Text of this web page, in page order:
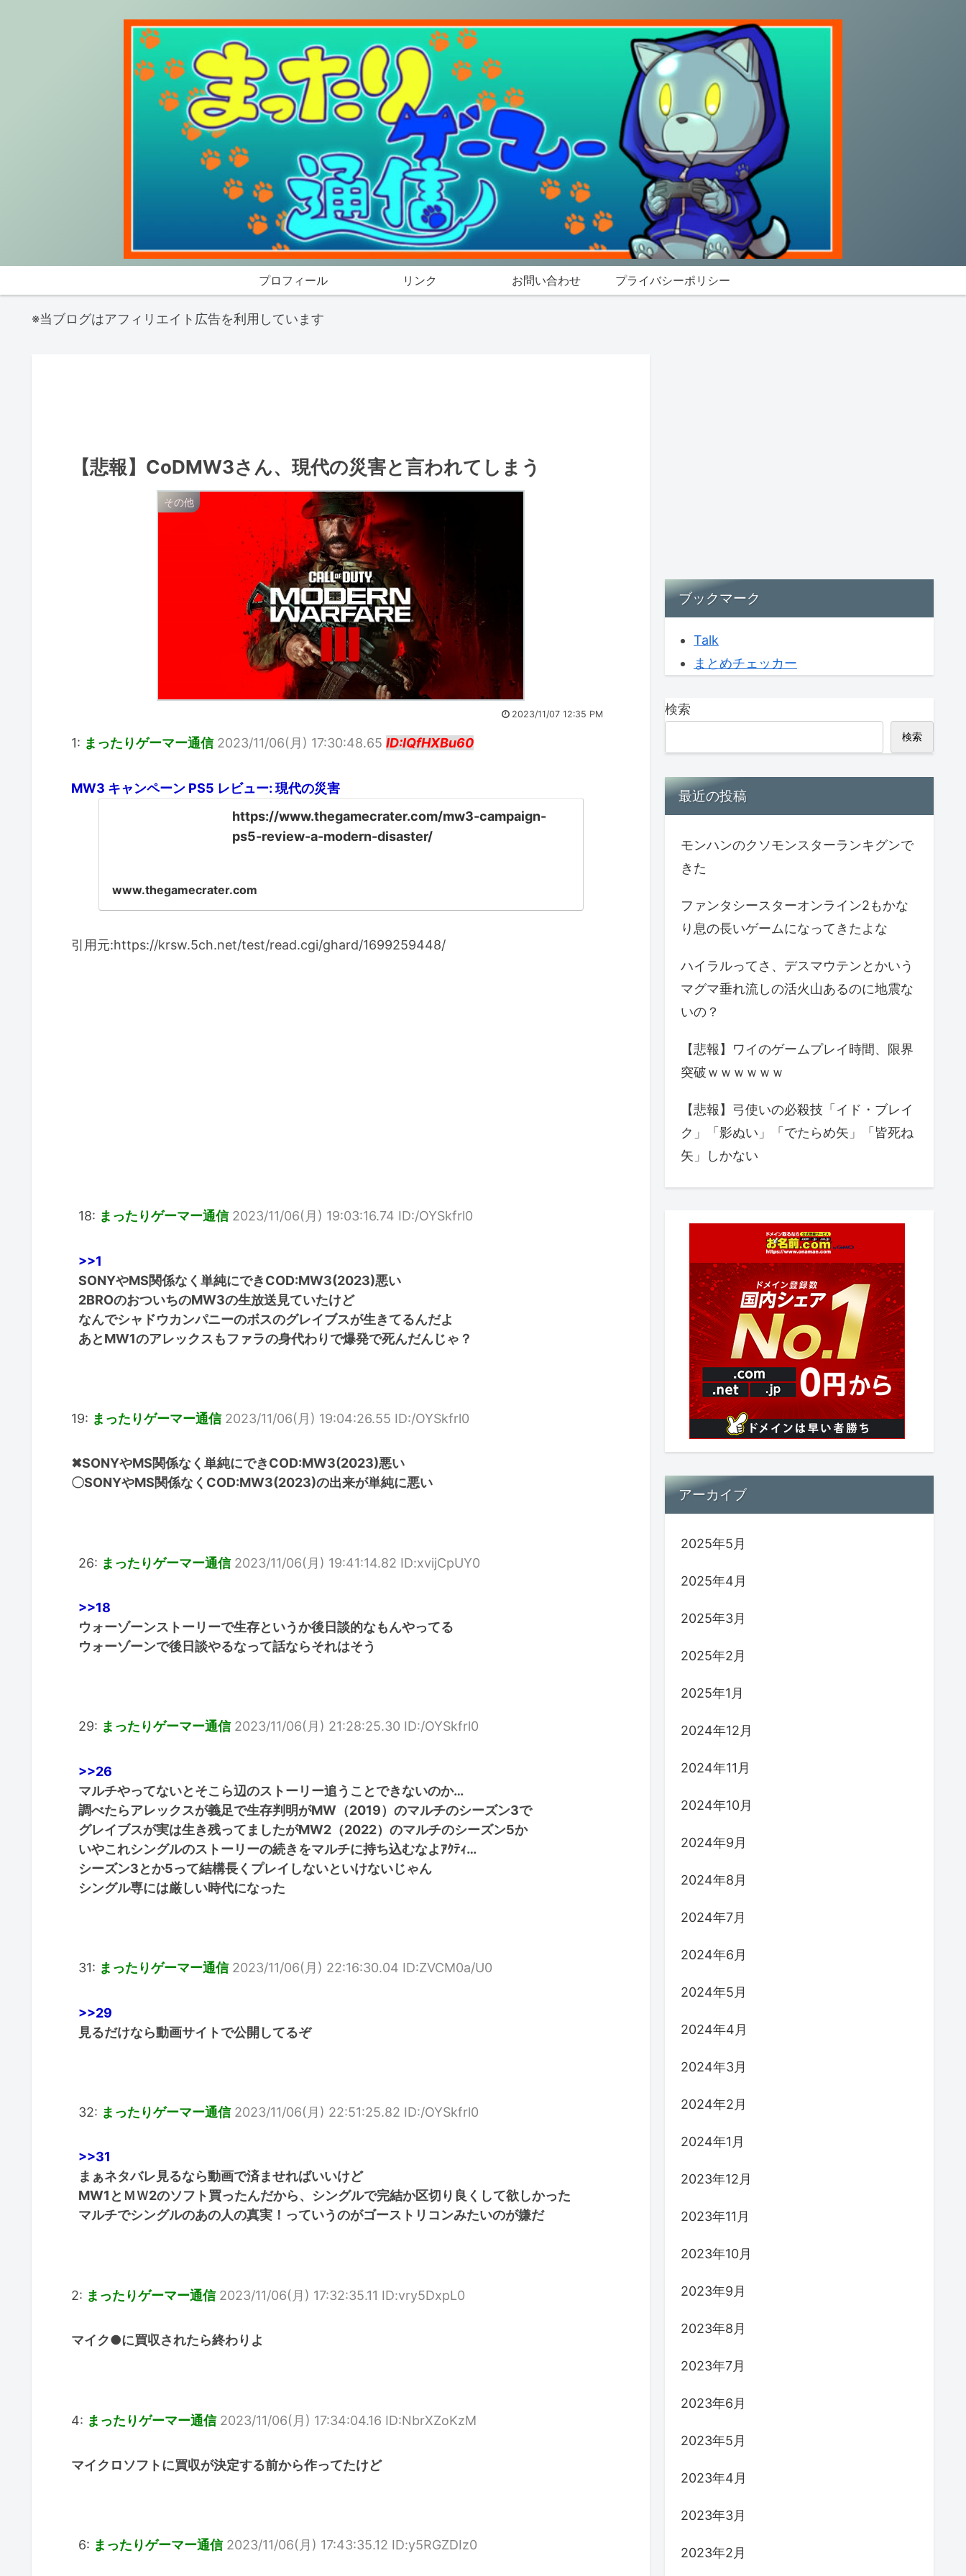
プロフィール リンク お問い合わせ プライバシーポリシー
※当ブログはアフィリエイト広告を利用しています
【悲報】CoDMW3さん、現代の災害と言われてしまう
その他
2023/11/07 12:35 PM
1: まったりゲーマー通信 2023/11/06(月) 17:30:48.65 ID:IQfHXBu60
MW3 キャンペーン PS5 レビュー: 現代の災害
https://www.thegamecrater.com/mw3-campaign-
ps5-review-a-modern-disaster/
www.thegamecrater.com
引用元:https://krsw.5ch.net/test/read.cgi/ghard/1699259448/
18: まったりゲーマー通信 2023/11/06(月) 19:03:16.74 ID:/OYSkfrl0
>>1
SONYやMS関係なく単純にできCOD:MW3(2023)悪い
2BROのおついちのMW3の生放送見ていたけど
なんでシャドウカンパニーのボスのグレイブスが生きてるんだよ
あとMW1のアレックスもファラの身代わりで爆発で死んだんじゃ？
19: まったりゲーマー通信 2023/11/06(月) 19:04:26.55 ID:/OYSkfrl0
✖SONYやMS関係なく単純にできCOD:MW3(2023)悪い
〇SONYやMS関係なくCOD:MW3(2023)の出来が単純に悪い
26: まったりゲーマー通信 2023/11/06(月) 19:41:14.82 ID:xvijCpUY0
>>18
ウォーゾーンストーリーで生存というか後日談的なもんやってる
ウォーゾーンで後日談やるなって話ならそれはそう
29: まったりゲーマー通信 2023/11/06(月) 21:28:25.30 ID:/OYSkfrl0
>>26
マルチやってないとそこら辺のストーリー追うことできないのか…
調べたらアレックスが義足で生存判明がMW（2019）のマルチのシーズン3で
グレイブスが実は生き残ってましたがMW2（2022）のマルチのシーズン5か
いやこれシングルのストーリーの続きをマルチに持ち込むなよｱｸﾃｨ…
シーズン3とか5って結構長くプレイしないといけないじゃん
シングル専には厳しい時代になった
31: まったりゲーマー通信 2023/11/06(月) 22:16:30.04 ID:ZVCM0a/U0
>>29
見るだけなら動画サイトで公開してるぞ
32: まったりゲーマー通信 2023/11/06(月) 22:51:25.82 ID:/OYSkfrl0
>>31
まぁネタバレ見るなら動画で済ませればいいけど
MW1とＭＷ2のソフト買ったんだから、シングルで完結か区切り良くして欲しかった
マルチでシングルのあの人の真実！っていうのがゴーストリコンみたいのが嫌だ
2: まったりゲーマー通信 2023/11/06(月) 17:32:35.11 ID:vry5DxpL0
マイク●に買収されたら終わりよ
4: まったりゲーマー通信 2023/11/06(月) 17:34:04.16 ID:NbrXZoKzM
マイクロソフトに買収が決定する前から作ってたけど
6: まったりゲーマー通信 2023/11/06(月) 17:43:35.12 ID:y5RGZDIz0
ブックマーク
Talk
まとめチェッカー
検索
検索
最近の投稿
モンハンのクソモンスターランキグンで
きた
ファンタシースターオンライン2もかな
り息の長いゲームになってきたよな
ハイラルってさ、デスマウテンとかいう
マグマ垂れ流しの活火山あるのに地震な
いの？
【悲報】ワイのゲームプレイ時間、限界
突破ｗｗｗｗｗｗ
【悲報】弓使いの必殺技「イド・ブレイ
ク」「影ぬい」「でたらめ矢」「皆死ね
矢」しかない
アーカイブ
2025年5月
2025年4月
2025年3月
2025年2月
2025年1月
2024年12月
2024年11月
2024年10月
2024年9月
2024年8月
2024年7月
2024年6月
2024年5月
2024年4月
2024年3月
2024年2月
2024年1月
2023年12月
2023年11月
2023年10月
2023年9月
2023年8月
2023年7月
2023年6月
2023年5月
2023年4月
2023年3月
2023年2月